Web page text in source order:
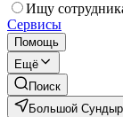
Ищу
Сервисы
Помощь
Ещё
Поиск
Большой